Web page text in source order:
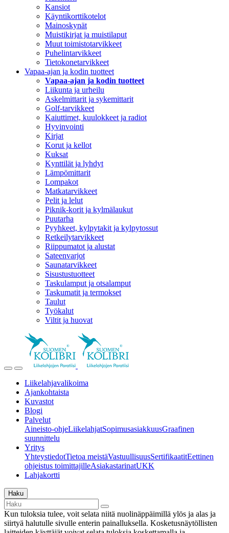
Kansiot
Käyntikorttikotelot
Mainoskynät
Muistikirjat ja muistilaput
Muut toimistotarvikkeet
Puhelintarvikkeet
Tietokonetarvikkeet
Vapaa-ajan ja kodin tuotteet
Vapaa-ajan ja kodin tuotteet
Liikunta ja urheilu
Askelmittarit ja sykemittarit
Golf-tarvikkeet
Kaiuttimet, kuulokkeet ja radiot
Hyvinvointi
Kirjat
Korut ja kellot
Kuksat
Kynttilät ja lyhdyt
Lämpömittarit
Lompakot
Matkatarvikkeet
Pelit ja lelut
Piknik-korit ja kylmälaukut
Puutarha
Pyyhkeet, kylpytakit ja kylpytossut
Retkeilytarvikkeet
Riippumatot ja alustat
Sateenvarjot
Saunatarvikkeet
Sisustustuotteet
Taskulamput ja otsalamput
Taskumatit ja termokset
Taulut
Työkalut
Viltit ja huovat
Liikelahjavalikoima
Ajankohtaista
Kuvastot
Blogi
Palvelut
Aineisto-ohjeLiikelahjatSopimusasiakkuusGraafinen
suunnittelu
Yritys
YhteystiedotTietoa meistäVastuullisuusSertifikaatitEettinen
ohjeistus toimittajilleAsiakastarinatUKK
Lahjakortti
Haku
Kun tuloksia tulee, voit selata niitä nuolinäppäimillä ylös ja alas ja
siirtyä halutulle sivulle enterin painalluksella. Kosketusnäytöllisten